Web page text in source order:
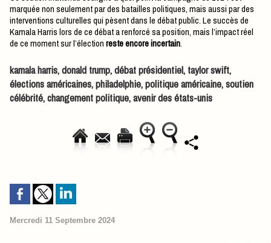
marquée non seulement par des batailles politiques, mais aussi par des
interventions culturelles qui pèsent dans le débat public. Le succès de
Kamala Harris lors de ce débat a renforcé sa position, mais l’impact réel
de ce moment sur l’électionreste encore incertain.
kamala harris, donald trump, débat présidentiel, taylor swift,
élections américaines, philadelphie, politique américaine, soutien
célébrité, changement politique, avenir des états-unis
Mercredi 11 Septembre 2024